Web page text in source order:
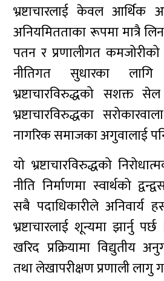
भ्रष्टाचारलाई केवल
अनियमितताका रूपमा मात्रै
पतन र प्रणालीगत कमजोरीको
नीतिगत सुधारका
भ्रष्टाचारविरुद्धको सशक्त
भ्रष्टाचारविरुद्धका
नागरिक समाजका अगुवालाई
यो भ्रष्टाचारविरुद्धको
नीति निर्माणमा स्वार्थको
सबै पदाधिकारीले अनिवार्य
भ्रष्टाचारलाई शून्यमा झार्नु
खरिद प्रक्रियामा विद्युतीय
तथा लेखापरीक्षण प्रणाली लागु